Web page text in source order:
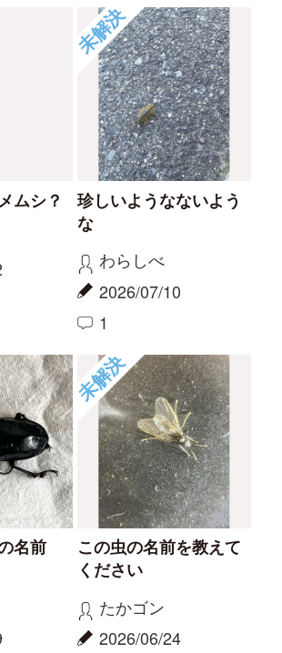
この虫の名前を教えて
ください
たかゴン
2026/06/24
未解決
動について
ふく
2026/06/10
0
もっとみる